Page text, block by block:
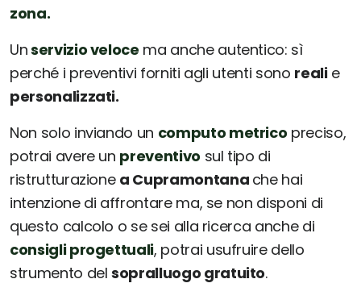
zona.
Unservizio veloce ma anche autentico: sì
perché i preventivi forniti agli utenti sono realie
personalizzati.
Non solo inviando un computo metrico preciso,
potrai avere un preventivo sul tipo di
ristrutturazione a Cupramontana che hai
intenzione di affrontare ma, se non disponi di
questo calcolo o se sei alla ricerca anche di
consigli progettuali, potrai usufruire dello
strumento delsopralluogo gratuito.